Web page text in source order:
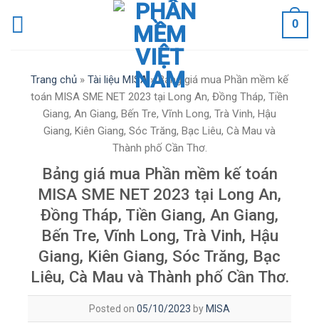
0
Trang chủ » Tài liệu MISA »Bảng giá mua Phần mềm kế
toán MISA SME NET 2023 tại Long An, Đồng Tháp, Tiền
Giang, An Giang, Bến Tre, Vĩnh Long, Trà Vinh, Hậu
Giang, Kiên Giang, Sóc Trăng, Bạc Liêu, Cà Mau và
Thành phố Cần Thơ.
Bảng giá mua Phần mềm kế toán
MISA SME NET 2023 tại Long An,
Đồng Tháp, Tiền Giang, An Giang,
Bến Tre, Vĩnh Long, Trà Vinh, Hậu
Giang, Kiên Giang, Sóc Trăng, Bạc
Liêu, Cà Mau và Thành phố Cần Thơ.
Posted on 05/10/2023 by MISA